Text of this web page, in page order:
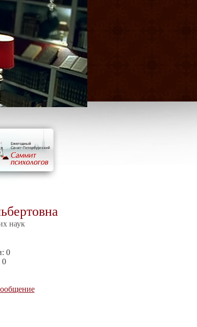
наук
0
0